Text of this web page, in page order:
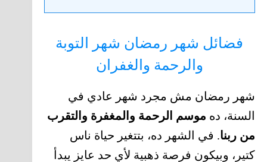
فضائل شهر رمضان شهر التوبة
والرحمة والغفران
شهر رمضان مش مجرد شهر عادي في
السنة، ده موسم الرحمة والمغفرة والتقرب
من ربنا. في الشهر ده، بتتغير حياة ناس
كتير، وبيكون فرصة ذهبية لأي حد عايز يبدأ